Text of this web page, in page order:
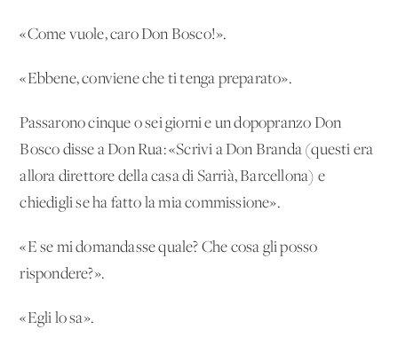
«Come vuole, caro Don Bosco!».
«Ebbene, conviene che ti tenga preparato».
Passarono cinque o sei giorni e un dopopranzo Don
Bosco disse a Don Rua: «Scrivi a Don Branda (questi era
allora direttore della casa di Sarrià, Barcellona) e
chiedigli se ha fatto la mia commissione».
«E se mi domandasse quale? Che cosa gli posso
rispondere?».
«Egli lo sa».